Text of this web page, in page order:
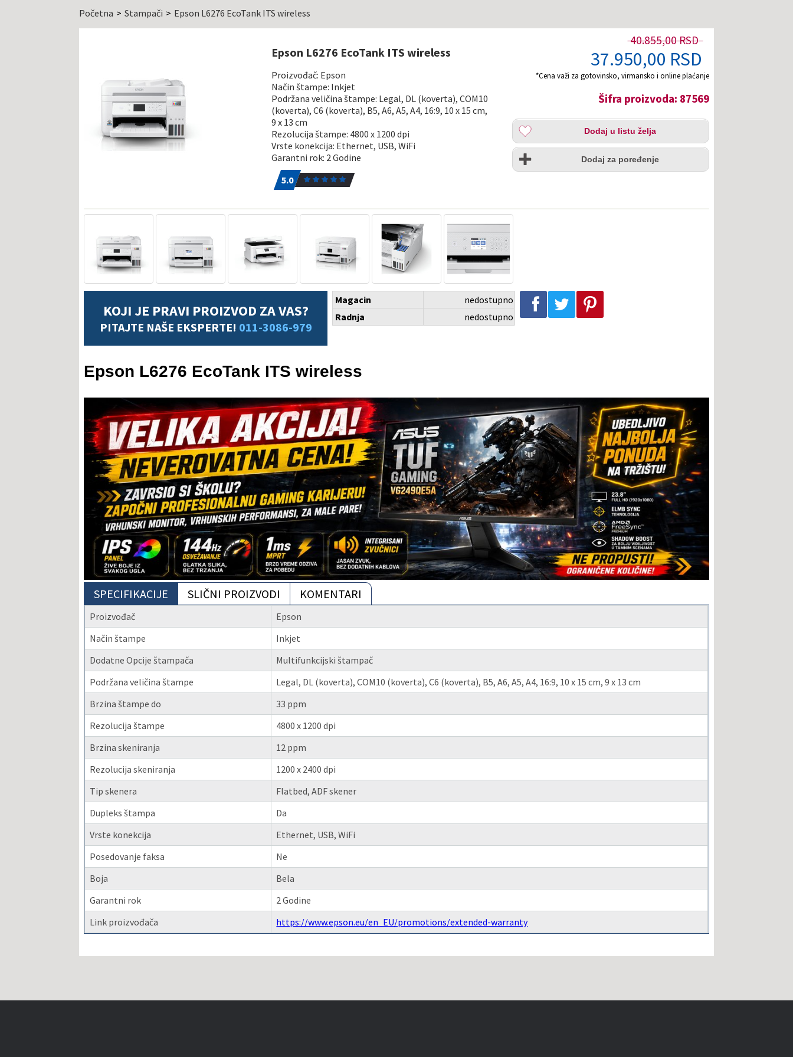
Početna Stampači Epson L6276 EcoTank ITS wireless
Epson L6276 EcoTank ITS wireless
Proizvođač: Epson
Način štampe: Inkjet
Podržana veličina štampe: Legal, DL (koverta), COM10
(koverta), C6 (koverta), B5, A6, A5, A4, 16:9, 10 x 15 cm,
9 x 13 cm
Rezolucija štampe: 4800 x 1200 dpi
Vrste konekcija: Ethernet, USB, WiFi
Garantni rok: 2 Godine
5.01
5.0
40.855,00 RSD
37.950,00 RSD
*Cena važi za gotovinsko, virmansko i online plaćanje
Šifra proizvoda: 87569
Dodaj
listu
želja
Dodaj u listu želja
Uporedi
Dodaj za poređenje
KOJI JE PRAVI PROIZVOD ZA VAS?
PITAJTE NAŠE EKSPERTE! 011-3086-979
Magacin
nedostupno
Radnja
nedostupno
Podeli na Facebook-u Podeli na Twitter-u Podeli na Pinterest-u
Epson L6276 EcoTank ITS wireless
SPECIFIKACIJE SLIČNI PROIZVODI KOMENTARI
Proizvođač
Epson
Način štampe
Inkjet
Dodatne Opcije štampača
Multifunkcijski štampač
Podržana veličina štampe
Legal, DL (koverta), COM10 (koverta), C6 (koverta), B5, A6, A5, A4, 16:9, 10 x 15 cm, 9 x 13 cm
Brzina štampe do
33 ppm
Rezolucija štampe
4800 x 1200 dpi
Brzina skeniranja
12 ppm
Rezolucija skeniranja
1200 x 2400 dpi
Tip skenera
Flatbed, ADF skener
Dupleks štampa
Da
Vrste konekcija
Ethernet, USB, WiFi
Posedovanje faksa
Ne
Boja
Bela
Garantni rok
2 Godine
Link proizvođača
https://www.epson.eu/en_EU/promotions/extended-warranty